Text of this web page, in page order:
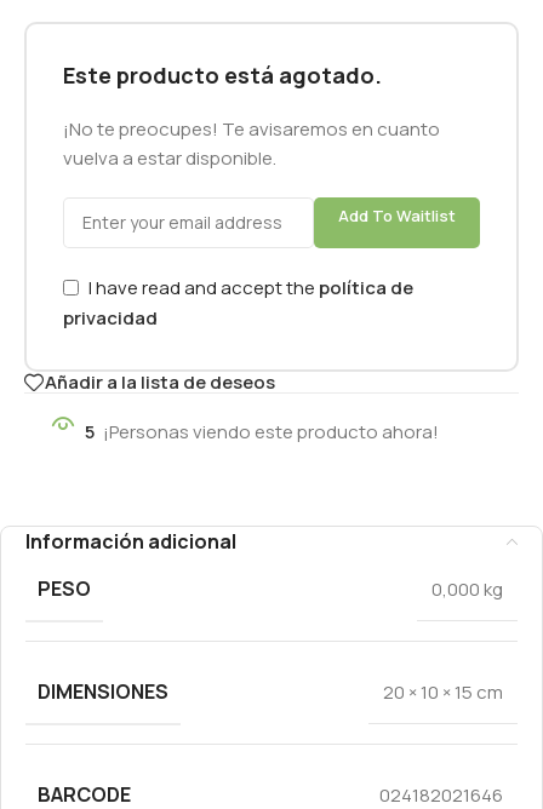
Este producto está agotado.
¡No te preocupes! Te avisaremos en cuanto
vuelva a estar disponible.
Add To Waitlist
I have read and accept the política de
privacidad
Añadir a la lista de deseos
5 ¡Personas viendo este producto ahora!
Información adicional
PESO
0,000 kg
DIMENSIONES 20 × 10 × 15 cm
BARCODE 024182021646